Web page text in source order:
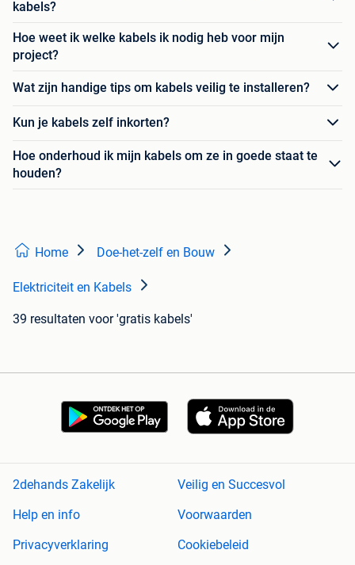
kabels?
Hoe weet ik welke kabels ik nodig heb voor mijn
project?
Wat zijn handige tips om kabels veilig te installeren?
Kun je kabels zelf inkorten?
Hoe onderhoud ik mijn kabels om ze in goede staat te
houden?
Home Doe-het-zelf en Bouw
Elektriciteit en Kabels
39 resultaten voor 'gratis kabels'
2dehands Zakelijk
Veilig en Succesvol
Help en info
Voorwaarden
Privacyverklaring
Cookiebeleid